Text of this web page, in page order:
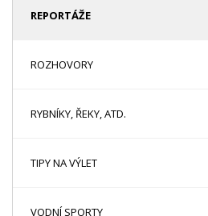
REPORTÁŽE
ROZHOVORY
RYBNÍKY, ŘEKY, ATD.
TIPY NA VÝLET
VODNÍ SPORTY